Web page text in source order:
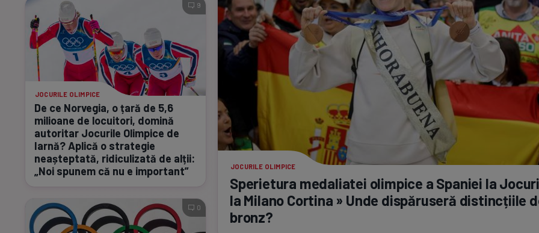
JOCURILE OLIMPICE
De ce Norvegia, o țară de 5,6
milioane de locuitori, domină
autoritar Jocurile Olimpice de
Iarnă? Aplică o strategie
neașteptată, ridiculizată de alții:
„Noi spunem că nu e important”
9
0
JOCURILE OLIMPICE
Sperietura medaliatei olimpice a Spaniei la
la Milano Cortina » Unde dispăruseră distincțiile
bronz?